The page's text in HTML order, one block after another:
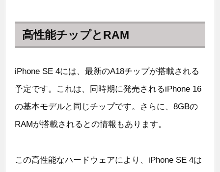
高性能チップとRAM
iPhone SE 4には、最新のA18チップが搭載される
予定です。これは、同時期に発売されるiPhone 16
の基本モデルと同じチップです。さらに、8GBの
RAMが搭載されるとの情報もあります。
この高性能なハードウェアにより、iPhone SE 4は